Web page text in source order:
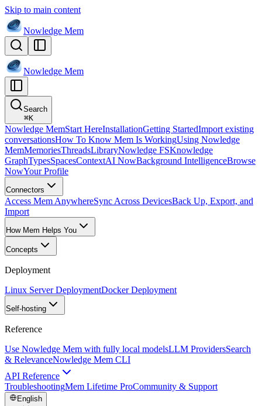
Skip to main content
Nowledge Mem
Nowledge Mem
Search
⌘K
Nowledge MemStart HereInstallationGetting StartedImport existing
conversationsHow To Know Mem Is WorkingUsing Nowledge
MemMemoriesThreadsLibraryNowledge FSKnowledge
GraphTypesSpacesContextAI NowBackground IntelligenceBrowse
NowYour Profile
Connectors
Access Mem AnywhereSync Across DevicesBack Up, Export, and
Import
How Mem Helps You
Concepts
Deployment
Linux Server DeploymentDocker Deployment
Self-hosting
Reference
Use Nowledge Mem with fully local modelsLLM ProvidersSearch
& RelevanceNowledge Mem CLI
API Reference
TroubleshootingMem Lifetime ProCommunity & Support
English